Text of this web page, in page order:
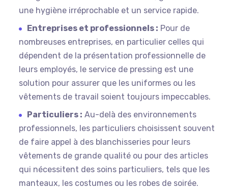
une hygiène irréprochable et un service rapide.
Entreprises et professionnels : Pour de
nombreuses entreprises, en particulier celles qui
dépendent de la présentation professionnelle de
leurs employés, le service de pressing est une
solution pour assurer que les uniformes ou les
vêtements de travail soient toujours impeccables.
Particuliers : Au-delà des environnements
professionnels, les particuliers choisissent souvent
de faire appel à des blanchisseries pour leurs
vêtements de grande qualité ou pour des articles
qui nécessitent des soins particuliers, tels que les
manteaux, les costumes ou les robes de soirée.